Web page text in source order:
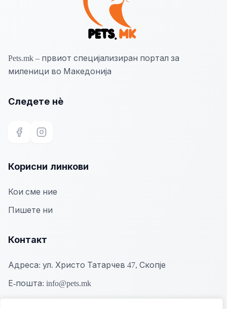
Pets.mk – првиот специјализиран портал за
миленици во Македонија
Следете нѐ
Корисни линкови
Кои сме ние
Пишете ни
Контакт
Адреса: ул. Христо Татарчев 47, Скопје
Е-пошта: info@pets.mk